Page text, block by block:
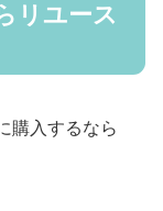
リユース
購入するなら